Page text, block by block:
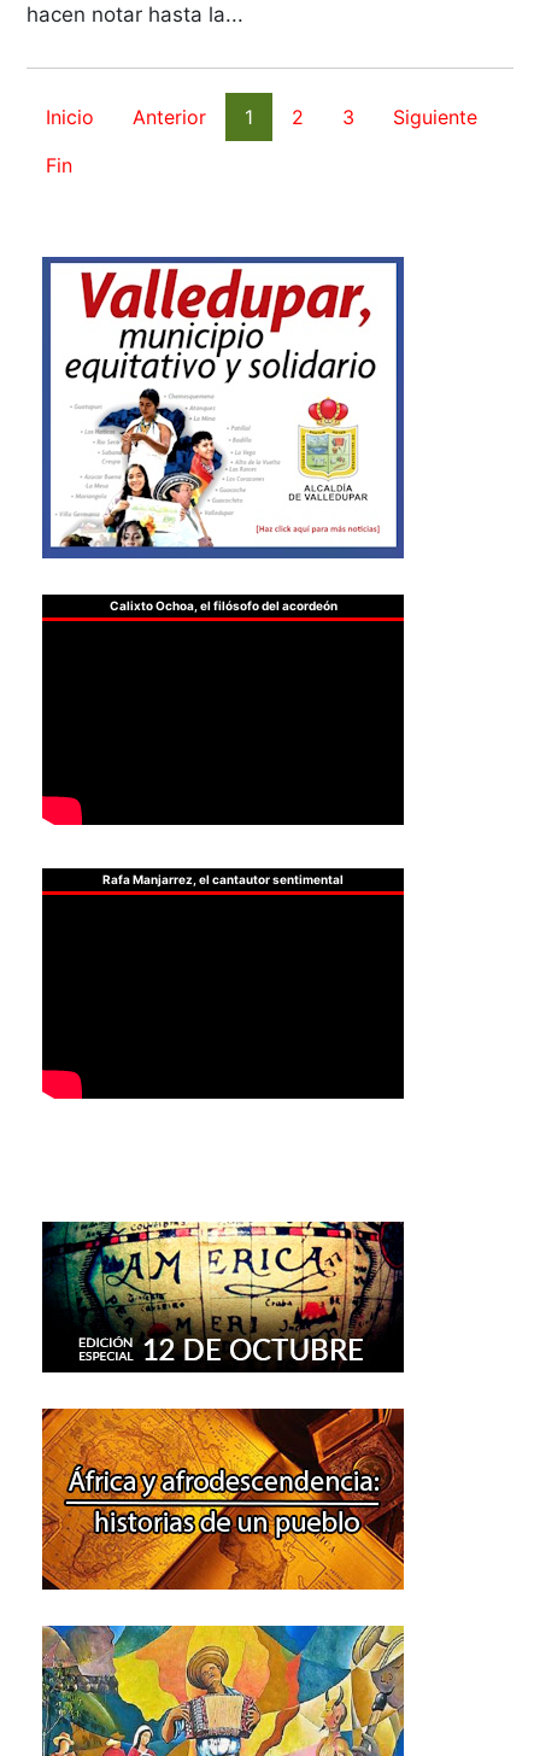
hacen notar hasta la...
Inicio Anterior 1 2 3
Siguiente
Fin
Calixto Ochoa, el filósofo del acordeón
Rafa Manjarrez, el cantautor sentimental